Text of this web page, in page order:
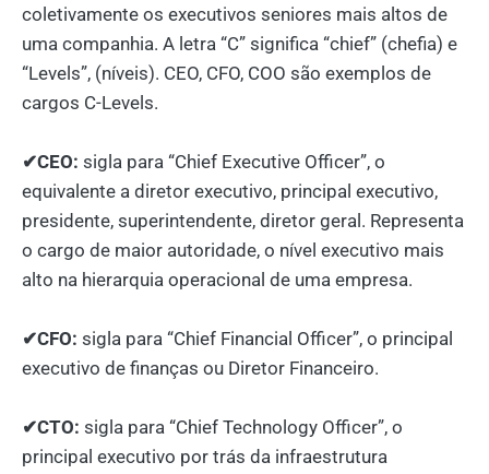
coletivamente os executivos seniores mais altos de
uma companhia. A letra “C” significa “chief” (chefia) e
“Levels”, (níveis). CEO, CFO, COO são exemplos de
cargos C-Levels.
✔CEO: sigla para “Chief Executive Officer”, o
equivalente a diretor executivo, principal executivo,
presidente, superintendente, diretor geral. Representa
o cargo de maior autoridade, o nível executivo mais
alto na hierarquia operacional de uma empresa.
✔CFO: sigla para “Chief Financial Officer”, o principal
executivo de finanças ou Diretor Financeiro.
✔CTO: sigla para “Chief Technology Officer”, o
principal executivo por trás da infraestrutura